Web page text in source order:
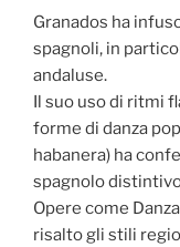
Granados ha
spagnoli, in
andaluse.
Il suo uso di ritmi
forme di danza
habanera) ha
spagnolo
Opere come
risalto gli stili